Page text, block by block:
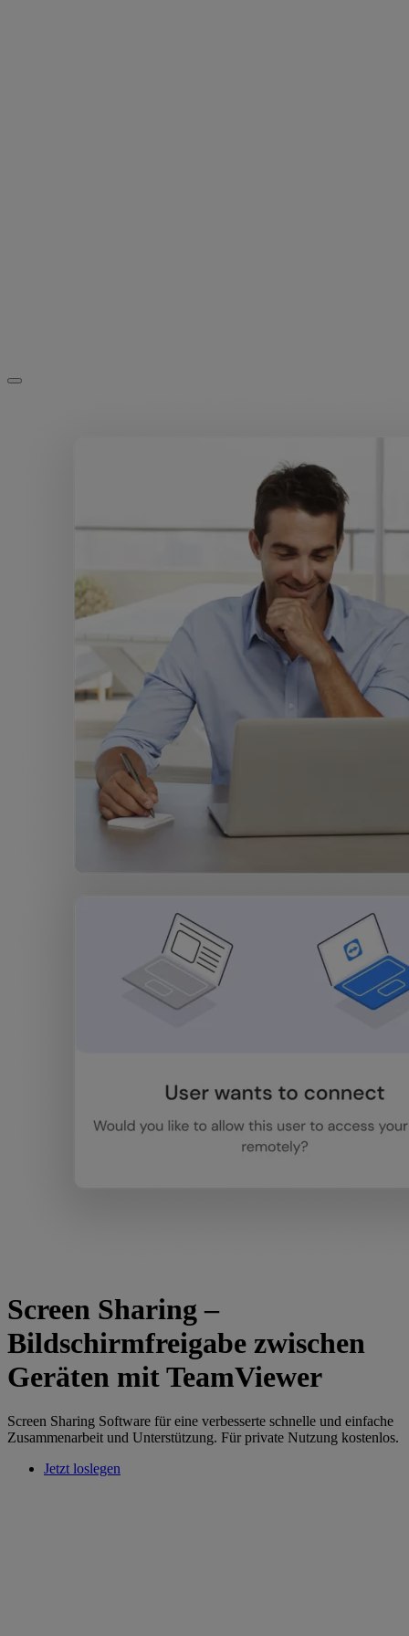
Screen Sharing –
Bildschirmfreigabe zwischen
Geräten mit TeamViewer
Screen Sharing Software für eine verbesserte schnelle und einfache
Zusammenarbeit und Unterstützung. Für private Nutzung kostenlos.
Jetzt loslegen